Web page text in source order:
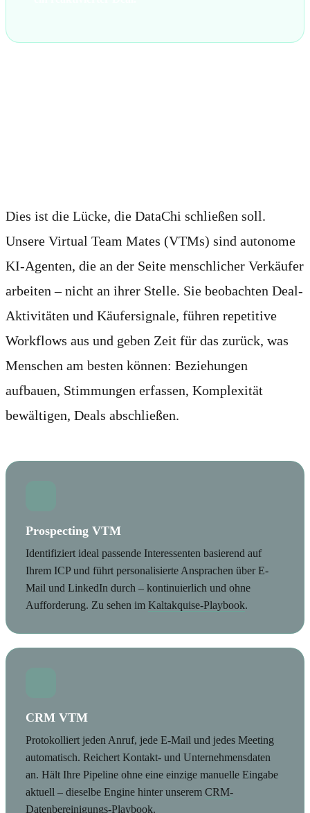
Dies ist die Lücke, die DataChi schließen soll.
Unsere Virtual Team Mates (VTMs) sind autonome
KI-Agenten, die an der Seite menschlicher Verkäufer
arbeiten – nicht an ihrer Stelle. Sie beobachten Deal-
Aktivitäten und Käufersignale, führen repetitive
Workflows aus und geben Zeit für das zurück, was
Menschen am besten können: Beziehungen
aufbauen, Stimmungen erfassen, Komplexität
bewältigen, Deals abschließen.
Prospecting VTM
Identifiziert ideal passende Interessenten basierend auf
Ihrem ICP und führt personalisierte Ansprachen über E-
Mail und LinkedIn durch – kontinuierlich und ohne
Aufforderung. Zu sehen im Kaltakquise-Playbook.
CRM VTM
Protokolliert jeden Anruf, jede E-Mail und jedes Meeting
automatisch. Reichert Kontakt- und Unternehmensdaten
an. Hält Ihre Pipeline ohne eine einzige manuelle Eingabe
aktuell – dieselbe Engine hinter unserem CRM-
Datenbereinigungs-Playbook.